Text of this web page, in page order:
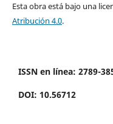
Esta obra está bajo una
Atribución 4.0.
ISSN en línea: 2789-
DOI: 10.56712